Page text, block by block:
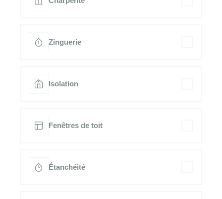
Zinguerie
Isolation
Fenêtres de toit
Étanchéité